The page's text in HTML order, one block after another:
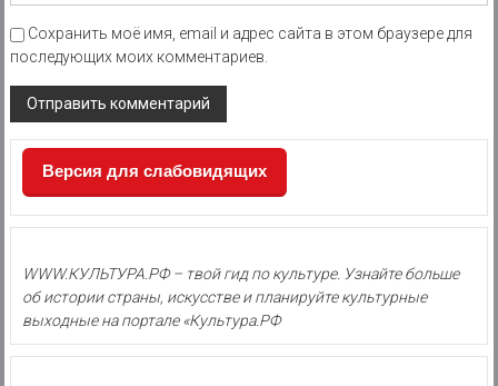
Сохранить моё имя, email и адрес сайта в этом браузере для
последующих моих комментариев.
Версия для слабовидящих
WWW.КУЛЬТУРА.РФ – твой гид по культуре. Узнайте больше
об истории страны, искусстве и планируйте культурные
выходные на портале «Культура.РФ